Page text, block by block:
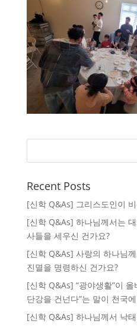
Recent Posts
[신학 Q&As] 그리스도인이
[신학 Q&As] 하나님께서는
사들을 세우신 건가요?
[신학 Q&As] 사랑의 하나님
진멸을 명령하신 건가요?
[신학 Q&As] “광야생활”이
단강을 건넌다”는 말이 천국
[신학 Q&As] 하나님께서 낙